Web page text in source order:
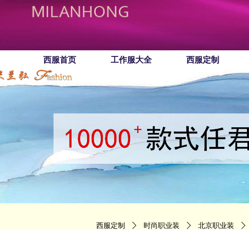
西服首页 工作服大全 西服定制
西服定制 ꄲ 时尚职业装 ꄲ 北京职业装 ꄲ